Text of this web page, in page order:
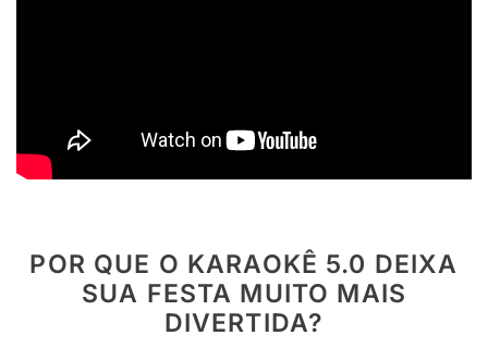
POR QUE O KARAOKÊ 5.0 DEIXA
SUA FESTA MUITO MAIS
DIVERTIDA?